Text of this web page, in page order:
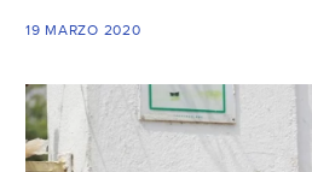
COVID-
19
19 MARZO 2020